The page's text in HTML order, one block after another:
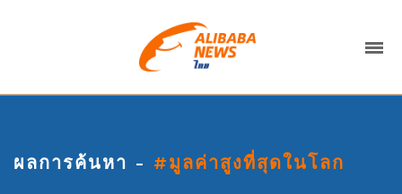
ผลการค้นหา - #มูลค่าสูงที่สุดในโลก